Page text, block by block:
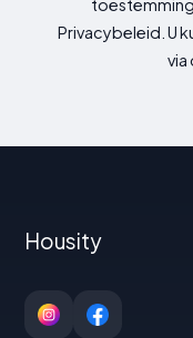
Privacybeleid. U
via
Housity